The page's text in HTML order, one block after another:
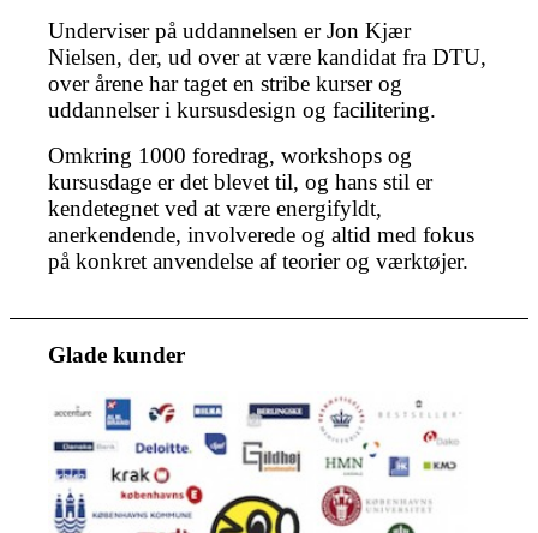
Underviser på uddannelsen er Jon Kjær
Nielsen, der, ud over at være kandidat fra DTU,
over årene har taget en stribe kurser og
uddannelser i kursusdesign og facilitering.
Omkring 1000 foredrag, workshops og
kursusdage er det blevet til, og hans stil er
kendetegnet ved at være energifyldt,
anerkendende, involverede og altid med fokus
på konkret anvendelse af teorier og værktøjer.
Glade kunder